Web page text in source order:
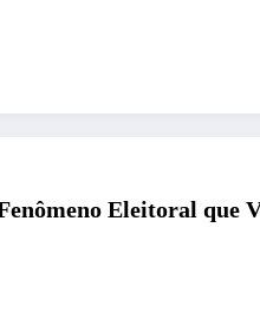
Eleitoral que